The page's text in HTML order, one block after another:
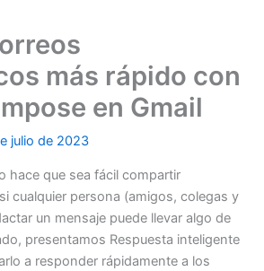
más rápido con
en Gmail
julio de 2023
hace que sea fácil compartir
cualquier persona (amigos, colegas y
un mensaje puede llevar algo de
presentamos Respuesta inteligente
a responder rápidamente a los